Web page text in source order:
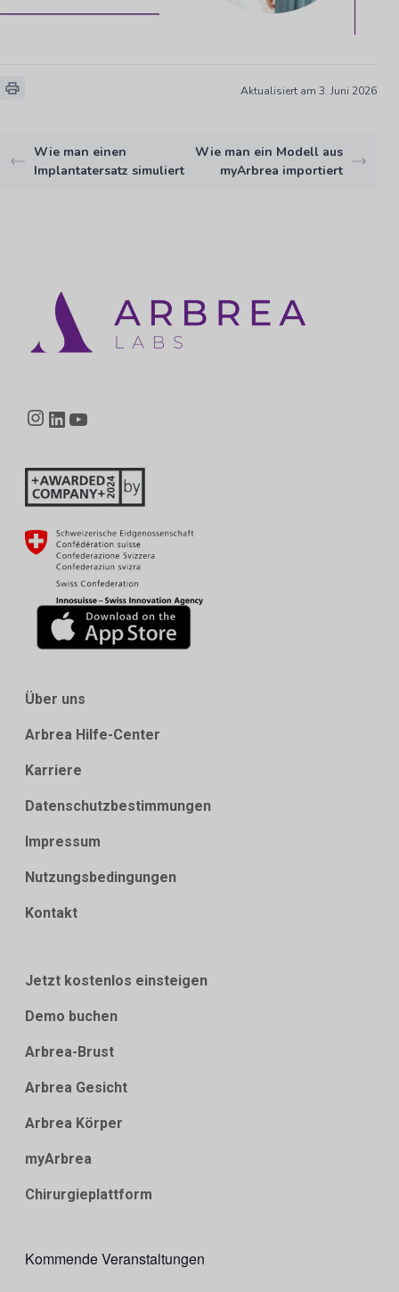
Aktualisiert am 3. Juni 2026
Wie man einen
Implantatersatz simuliert
Wie man ein Modell aus
myArbrea importiert
Instagram
LinkedIn
Über uns
Arbrea Hilfe-Center
Karriere
Datenschutzbestimmungen
Impressum
Nutzungsbedingungen
Kontakt
Jetzt kostenlos einsteigen
Demo buchen
Arbrea-Brust
Arbrea Gesicht
Arbrea Körper
myArbrea
Chirurgieplattform
Kommende Veranstaltungen